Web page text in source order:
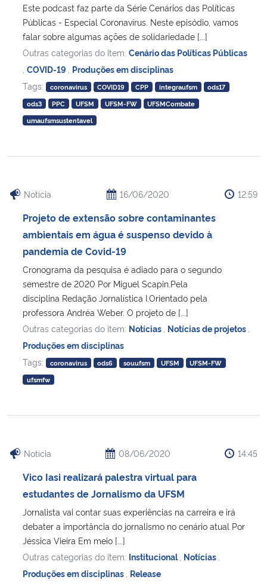
Este podcast faz parte da Série Cenários das Políticas
Públicas - Especial Coronavírus. Neste episódio, vamos
falar sobre algumas ações de solidariedade [...]
Outras categorias do item: Cenário das Políticas Públicas
COVID-19
Produções em disciplinas
Tags:
coronavirus COVID19 CPP integraufsm
ods17
ods3
PPC UFSM UFSM-FW
UFSMCombate
umaufsmsustentavel
Notícia 16/06/2020 12:59
Projeto de extensão sobre contaminantes
ambientais em água é suspenso devido à
pandemia de Covid-19
Cronograma da pesquisa é adiado para o segundo
semestre de 2020 Por Miguel Scapin.Pela
disciplina Redação Jornalística I.Orientado pela
professora Andréa Weber. O projeto de [...]
Outras categorias do item: Notícias Notícias de projetos
Produções em disciplinas
Tags:
coronavirus ods6 souufsm UFSM
UFSM-FW
ufsmfw
Notícia 08/06/2020 14:45
Vico Iasi realizará palestra virtual para
estudantes de Jornalismo da UFSM
Jornalista vai contar suas experiências na carreira e irá
debater a importância do jornalismo no cenário atual Por
Jéssica Vieira Em meio [...]
Outras categorias do item: Institucional Notícias
Produções em disciplinas Release